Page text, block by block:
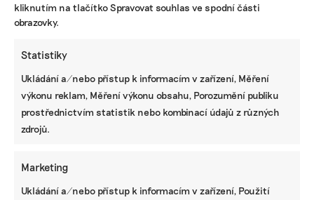
kliknutím na tlačítko Spravovat souhlas ve spodní části
obrazovky.
Statistiky
Ukládání a/nebo přístup k informacím v zařízení, Měření
výkonu reklam, Měření výkonu obsahu, Porozumění publiku
prostřednictvím statistik nebo kombinací údajů z různých
zdrojů.
Marketing
Ukládání a/nebo přístup k informacím v zařízení, Použití
způsob, jak řídit firmu do budoucna a zvyšovat
její hodnotu, říká expertka